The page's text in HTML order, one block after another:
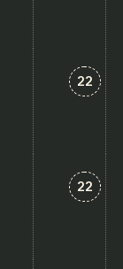
匹配
22
匹配
22